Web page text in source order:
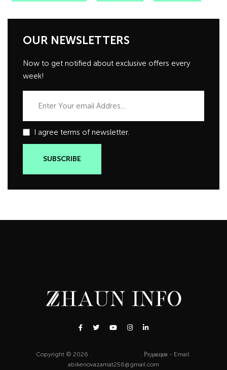
OUR NEWSLETTERS
Now to get notified about exclusive offers every
week!
I agree terms of newsletter.
Copyright © 2026 .
. Редакция - Email:
abikenovazamat256@gmail.com